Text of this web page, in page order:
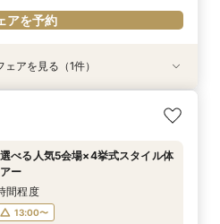
アを予約
選べる人気5会場×4挙式スタイル体
16:00〜
アを見る（1件）
べる人気5会場×4挙式スタイル体
ー
間程度
13:00〜